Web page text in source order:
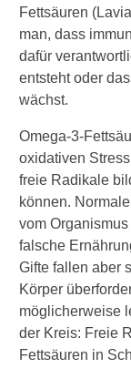
Fettsäuren
man, dass
dafür
entsteht oder
wächst.
Omega-3-
oxidativen
freie Radikale
können.
vom
falsche
Gifte fallen aber
Körper
möglicherweise
der Kreis: Freie
Fettsäuren in